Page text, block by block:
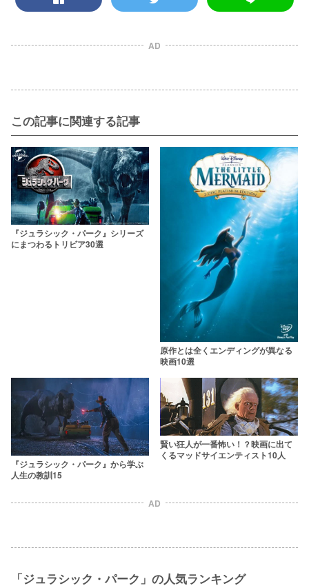
AD
この記事に関連する記事
『ジュラシック・パーク』シリーズ
にまつわるトリビア30選
原作とは全くエンディングが異なる
映画10選
『ジュラシック・パーク』から学ぶ
人生の教訓15
賢い狂人が一番怖い！？映画に出て
くるマッドサイエンティスト10人
AD
「ジュラシック・パーク」の人気ランキング